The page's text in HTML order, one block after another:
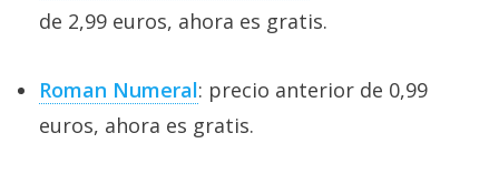
de 2,99 euros, ahora es gratis.
Roman Numeral: precio anterior de 0,99
euros, ahora es gratis.